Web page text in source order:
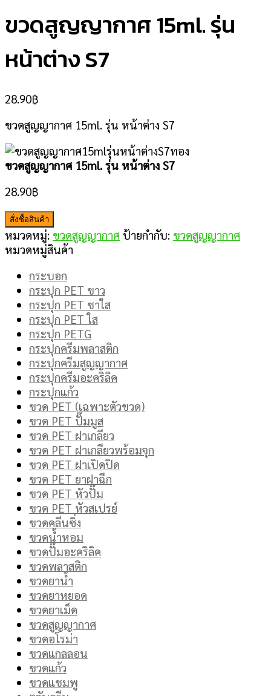
ขวดสูญญากาศ 15ml. รุ่น
หน้าต่าง S7
28.90฿
ขวดสูญญากาศ 15ml. รุ่น หน้าต่าง S7
ขวดสูญญากาศ 15ml. รุ่น หน้าต่าง S7
28.90฿
สั่งซื้อสินค้า
หมวดหมู่: ขวดสูญญากาศ ป้ายกำกับ: ขวดสูญญากาศ
หมวดหมู่สินค้า
กระบอก
กระปุก PET ขาว
กระปุก PET ชาใส
กระปุก PET ใส
กระปุก PETG
กระปุกครีมพลาสติก
กระปุกครีมสูญญากาศ
กระปุกครีมอะคริลิค
กระปุกแก้ว
ขวด PET (เฉพาะตัวขวด)
ขวด PET ปั๊มมูส
ขวด PET ฝาเกลียว
ขวด PET ฝาเกลียวพร้อมจุก
ขวด PET ฝาเปิดปิด
ขวด PET ยาฝาฉีก
ขวด PET หัวปั๊ม
ขวด PET หัวสเปรย์
ขวดคลีนซิ่ง
ขวดน้ำหอม
ขวดปั๊มอะคริลิค
ขวดพลาสติก
ขวดยาน้ำ
ขวดยาหยอด
ขวดยาเม็ด
ขวดสูญญากาศ
ขวดอโรม่า
ขวดแกลลอน
ขวดแก้ว
ขวดแชมพู